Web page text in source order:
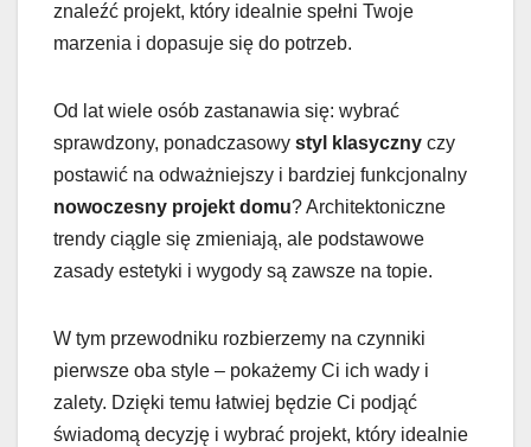
znaleźć projekt, który idealnie spełni Twoje
marzenia i dopasuje się do potrzeb.
Od lat wiele osób zastanawia się: wybrać
sprawdzony, ponadczasowy styl klasyczny czy
postawić na odważniejszy i bardziej funkcjonalny
nowoczesny projekt domu? Architektoniczne
trendy ciągle się zmieniają, ale podstawowe
zasady estetyki i wygody są zawsze na topie.
W tym przewodniku rozbierzemy na czynniki
pierwsze oba style – pokażemy Ci ich wady i
zalety. Dzięki temu łatwiej będzie Ci podjąć
świadomą decyzję i wybrać projekt, który idealnie